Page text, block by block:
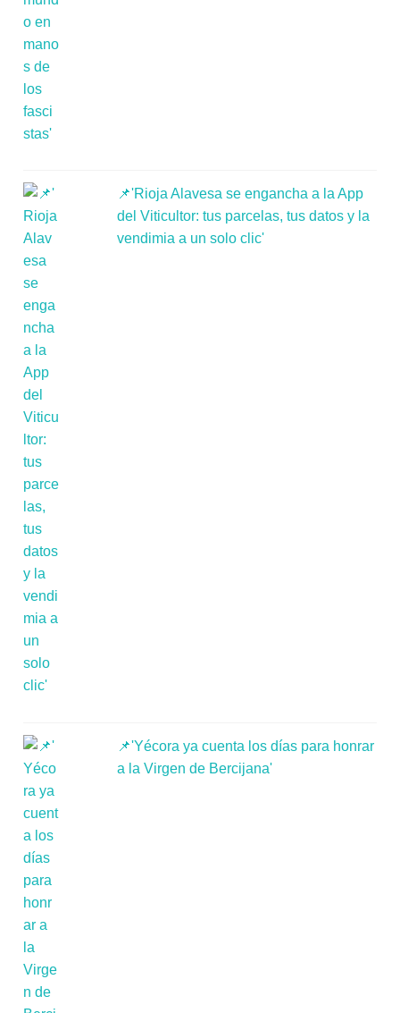
📌'Rioja Alavesa se engancha a la App
del Viticultor: tus parcelas, tus datos y la
vendimia a un solo clic'
📌'Yécora ya cuenta los días para honrar
a la Virgen de Bercijana'